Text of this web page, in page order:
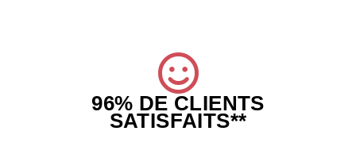
96% DE CLIENTS
SATISFAITS**